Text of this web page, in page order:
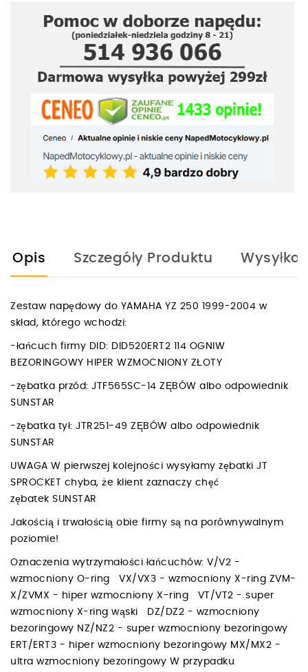
Opis Szczegóły Produktu Wysyłka
Zestaw napędowy do YAMAHA YZ 250 1999-2004 w
skład, którego wchodzi:
-łańcuch firmy DID: DID520ERT2 114 OGNIW
BEZORINGOWY HIPER WZMOCNIONY ZŁOTY
-zębatka przód: JTF565SC-14 ZĘBÓW albo odpowiednik
SUNSTAR
-zębatka tył: JTR251-49 ZĘBÓW albo odpowiednik
SUNSTAR
UWAGA W pierwszej kolejności wysyłamy zębatki JT
SPROCKET chyba, że klient zaznaczy chęć
zębatek SUNSTAR
Jakością i trwałością obie firmy są na porównywalnym
poziomie!
Oznaczenia wytrzymałości łańcuchów: V/V2 -
wzmocniony O-ring VX/VX3 - wzmocniony X-ring ZVM-
X/ZVMX - hiper wzmocniony X-ring VT/VT2 - super
wzmocniony X-ring wąski DZ/DZ2 - wzmocniony
bezoringowy NZ/NZ2 - super wzmocniony bezoringowy
ERT/ERT3 - hiper wzmocniony bezoringowy MX/MX2 -
ultra wzmocniony bezoringowy W przypadku